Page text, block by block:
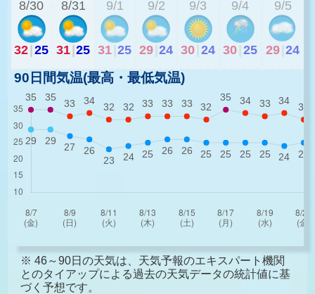
8/30
32|25
8/31
31|25
9/1
31 25
9/2
29 24
9/3
30 24
9/4
30 25
9/5
29 24
90日間気温(最高・最低気温)
※ 46～90日の天気は、天気予報のエキスパート機関
とのタイアップによる過去の天気データの統計値に基
づく予想です。